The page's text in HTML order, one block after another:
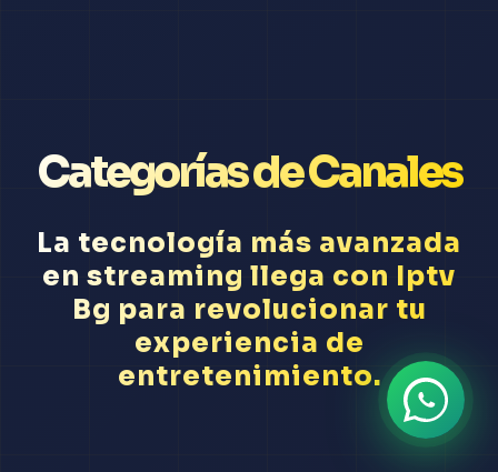
Categorías de Canales
La tecnología más avanzada
en streaming llega con Iptv
Bg para revolucionar tu
experiencia de
entretenimiento.